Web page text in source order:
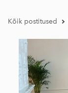
Kõik postitused